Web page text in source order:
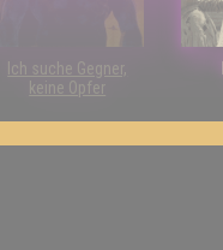
Ich suche Gegner,
keine Opfer